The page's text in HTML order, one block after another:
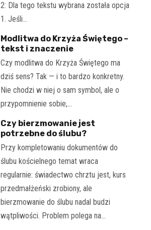
2: Dla tego tekstu wybrana została opcja
1. Jeśli…
Modlitwa do Krzyża Świętego –
tekst i znaczenie
Czy modlitwa do Krzyża Świętego ma
dziś sens? Tak — i to bardzo konkretny.
Nie chodzi w niej o sam symbol, ale o
przypomnienie sobie,…
Czy bierzmowanie jest
potrzebne do ślubu?
Przy kompletowaniu dokumentów do
ślubu kościelnego temat wraca
regularnie: świadectwo chrztu jest, kurs
przedmałżeński zrobiony, ale
bierzmowanie do ślubu nadal budzi
wątpliwości. Problem polega na…